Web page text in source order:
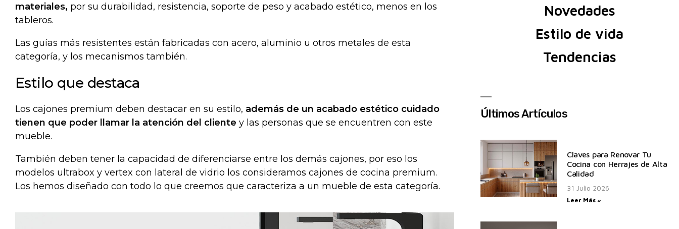
materiales, por su durabilidad, resistencia, soporte de peso y acabado estético, menos en los
tableros.
Las guías más resistentes están fabricadas con acero, aluminio u otros metales de esta
categoría, y los mecanismos también.
Estilo que destaca
Los cajones premium deben destacar en su estilo, además de un acabado estético cuidado
tienen que poder llamar la atención del cliente y las personas que se encuentren con este
mueble.
También deben tener la capacidad de diferenciarse entre los demás cajones, por eso los
modelos ultrabox y vertex con lateral de vidrio los consideramos cajones de cocina premium.
Los hemos diseñado con todo lo que creemos que caracteriza a un mueble de esta categoría.
Novedades
Estilo de vida
Tendencias
Últimos Artículos
Claves para Renovar Tu
Cocina con Herrajes de Alta
Calidad
31 Julio 2026
Leer Más »